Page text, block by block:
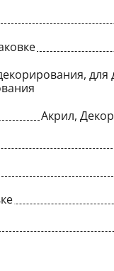
для
Акрил,